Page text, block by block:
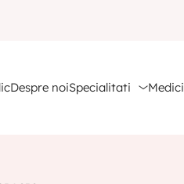
Despre noiSpecialitati Medici